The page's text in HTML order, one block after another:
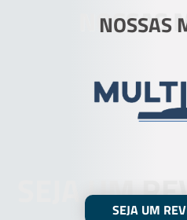
NOSSAS
NOSSAS
SEJA UM
SEJA UM